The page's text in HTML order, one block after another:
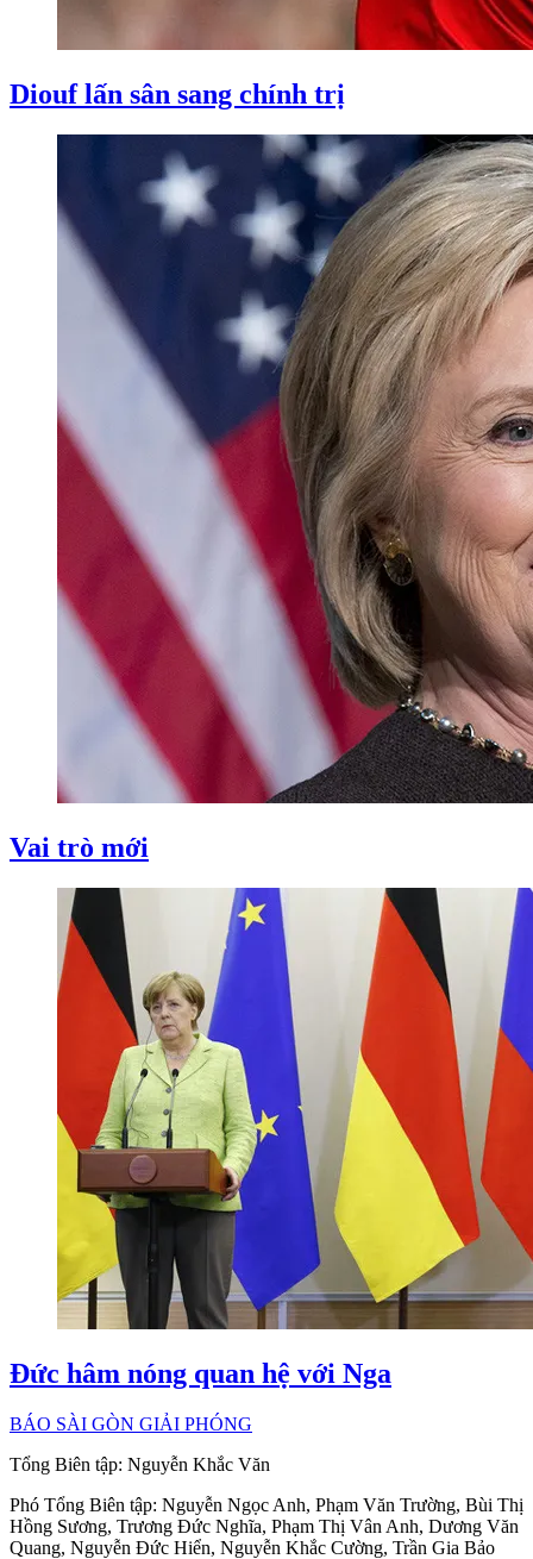
Diouf lấn sân sang chính trị
Vai trò mới
Đức hâm nóng quan hệ với Nga
BÁO SÀI GÒN GIẢI PHÓNG
Tổng Biên tập: Nguyễn Khắc Văn
Phó Tổng Biên tập: Nguyễn Ngọc Anh, Phạm Văn Trường, Bùi Thị
Hồng Sương, Trương Đức Nghĩa, Phạm Thị Vân Anh, Dương Văn
Quang, Nguyễn Đức Hiển, Nguyễn Khắc Cường, Trần Gia Bảo